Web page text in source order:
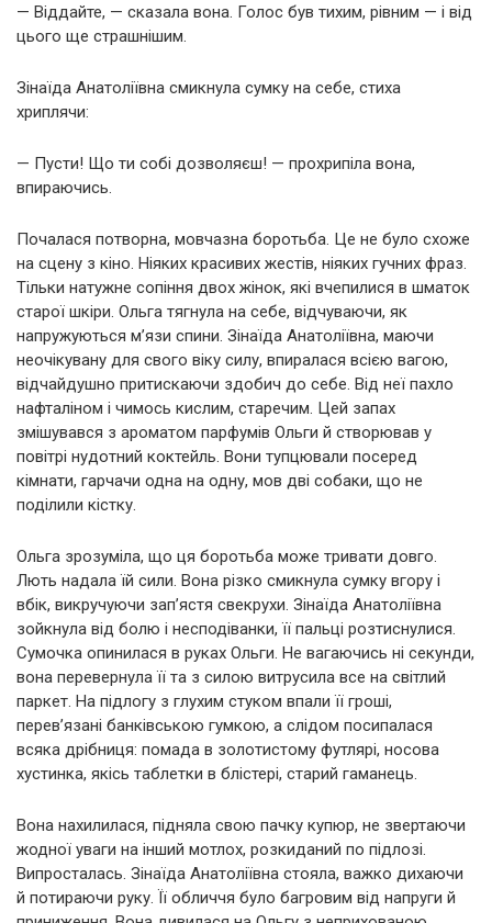
— Віддайте, — сказала вона. Голос був тихим, рівним — і від
цього ще страшнішим.
Зінаїда Анатоліївна смикнула сумку на себе, стиха
хриплячи:
— Пусти! Що ти собі дозволяєш! — прохрипіла вона,
впираючись.
Почалася потворна, мовчазна боротьба. Це не було схоже
на сцену з кіно. Ніяких красивих жестів, ніяких гучних фраз.
Тільки натужне сопіння двох жінок, які вчепилися в шматок
старої шкіри. Ольга тягнула на себе, відчуваючи, як
напружуються м’язи спини. Зінаїда Анатоліївна, маючи
неочікувану для свого віку силу, впиралася всією вагою,
відчайдушно притискаючи здобич до себе. Від неї пахло
нафталіном і чимось кислим, старечим. Цей запах
змішувався з ароматом парфумів Ольги й створював у
повітрі нудотний коктейль. Вони тупцювали посеред
кімнати, гарчачи одна на одну, мов дві собаки, що не
поділили кістку.
Ольга зрозуміла, що ця боротьба може тривати довго.
Лють надала їй сили. Вона різко смикнула сумку вгору і
вбік, викручуючи зап’ястя свекрухи. Зінаїда Анатоліївна
зойкнула від болю і несподіванки, її пальці розтиснулися.
Сумочка опинилася в руках Ольги. Не вагаючись ні секунди,
вона перевернула її та з силою витрусила все на світлий
паркет. На підлогу з глухим стуком впали її гроші,
перев’язані банківською гумкою, а слідом посипалася
всяка дрібниця: помада в золотистому футлярі, носова
хустинка, якісь таблетки в блістері, старий гаманець.
Вона нахилилася, підняла свою пачку купюр, не звертаючи
жодної уваги на інший мотлох, розкиданий по підлозі.
Випросталась. Зінаїда Анатоліївна стояла, важко дихаючи
й потираючи руку. Її обличчя було багровим від напруги й